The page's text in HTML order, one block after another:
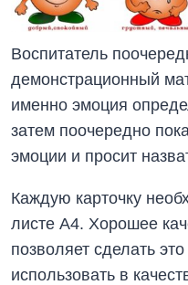
Воспитатель
демонстрационный
именно эмоция
затем поочередно
эмоции и просит
Каждую карточку
листе А4. Хорошее
позволяет сделать
использовать в